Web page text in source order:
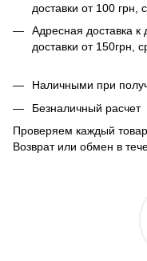
доставки от 100 грн,
Адресная доставка к
доставки от 150грн,
Наличными при
Безналичный расчет
Проверяем каждый
Возврат или обмен в